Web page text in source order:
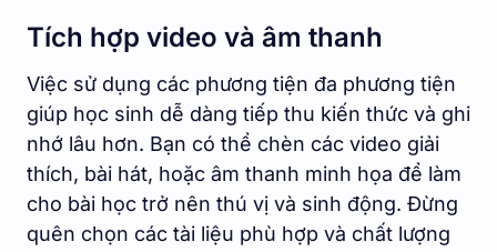
Tích hợp video và âm thanh
Việc sử dụng các phương tiện đa phương tiện
giúp học sinh dễ dàng tiếp thu kiến thức và ghi
nhớ lâu hơn. Bạn có thể chèn các video giải
thích, bài hát, hoặc âm thanh minh họa để làm
cho bài học trở nên thú vị và sinh động. Đừng
quên chọn các tài liệu phù hợp và chất lượng